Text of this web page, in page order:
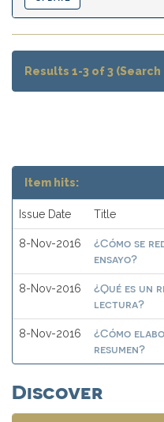
Results 1-3 of 3
Item hits:
Issue Date Title
8-Nov-2016
¿Cómo se
ensayo?
8-Nov-2016
¿Qué es un
lectura?
8-Nov-2016
¿Cómo
resumen?
Discover